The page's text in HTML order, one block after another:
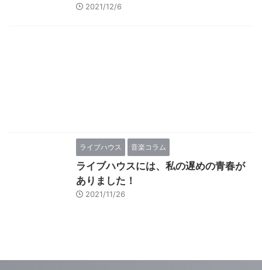
2021/12/6
ライブハウス 音楽コラム
ライブハウスには、私の遅めの青春が
ありました！
2021/11/26